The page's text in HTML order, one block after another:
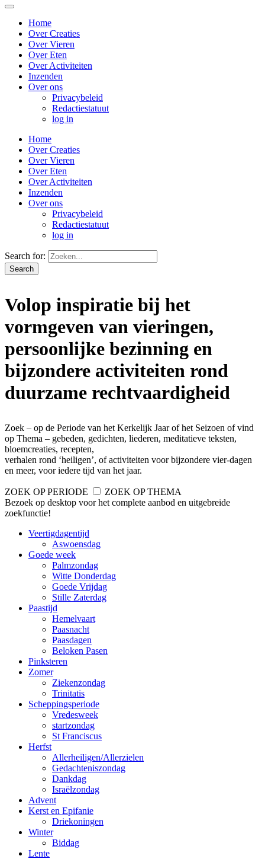
Home
Over Creaties
Over Vieren
Over Eten
Over Activiteiten
Inzenden
Over ons
Privacybeleid
Redactiestatuut
log in
Home
Over Creaties
Over Vieren
Over Eten
Over Activiteiten
Inzenden
Over ons
Privacybeleid
Redactiestatuut
log in
Search for:
Volop inspiratie bij het
vormgeven van vieringen,
persoonlijke bezinning en
bijzondere activiteiten rond
duurzame rechtvaardigheid
Zoek – op de Periode van het Kerkelijk Jaar of het Seizoen of vind
op Thema – gebeden, gedichten, liederen, meditatieve teksten,
bloemcreaties, recepten,
verhalen rond ‘heiligen’, of activiteiten voor bijzondere vier-dagen
en meer, voor iedere tijd van het jaar.
ZOEK OP PERIODE
ZOEK OP THEMA
Bezoek op desktop voor het complete aanbod en uitgebreide
zoekfunctie!
Veertigdagentijd
Aswoensdag
Goede week
Palmzondag
Witte Donderdag
Goede Vrijdag
Stille Zaterdag
Paastijd
Hemelvaart
Paasnacht
Paasdagen
Beloken Pasen
Pinksteren
Zomer
Ziekenzondag
Trinitatis
Scheppingsperiode
Vredesweek
startzondag
St Franciscus
Herfst
Allerheiligen/Allerzielen
Gedachteniszondag
Dankdag
Israëlzondag
Advent
Kerst en Epifanie
Driekoningen
Winter
Biddag
Lente